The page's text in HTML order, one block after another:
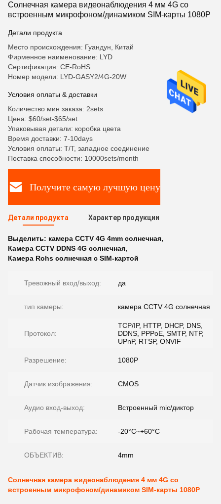
Солнечная камера видеонаблюдения 4 мм 4G со
встроенным микрофоном/динамиком SIM-карты 1080P
Детали продукта
Место происхождения: Гуандун, Китай
Фирменное наименование: LYD
Сертификация: CE-RoHS
Номер модели: LYD-GASY2/4G-20W
Условия оплаты & доставки
Количество мин заказа: 2sets
Цена: $60/set-$65/set
Упаковывая детали: коробка цвета
Время доставки: 7-10days
Условия оплаты: T/T, западное соединение
Поставка способности: 10000sets/month
Получите самую лучшую цену
Детали продукта Характер продукции
Выделить: камера CCTV 4G 4mm солнечная,
Камера CCTV DDNS 4G солнечная,
Камера Rohs солнечная с SIM-картой
Тревожный вход/выход: да
тип камеры: камера CCTV 4G солнечная
Протокол:
TCP/IP, HTTP, DHCP, DNS,
DDNS, PPPoE, SMTP, NTP,
UPnP, RTSP, ONVIF
Разрешение: 1080P
Датчик изображения: CMOS
Аудио вход-выход: Встроенный mic/диктор
Рабочая температура: -20°C~+60°C
ОБЪЕКТИВ: 4mm
Солнечная камера видеонаблюдения 4 мм 4G со
встроенным микрофоном/динамиком SIM-карты 1080P